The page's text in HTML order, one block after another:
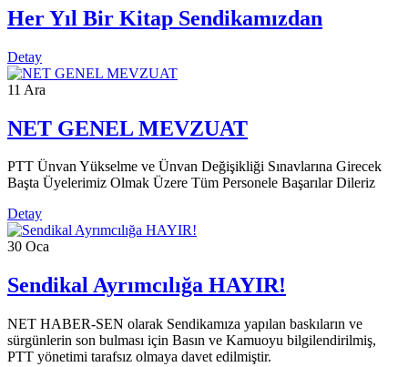
Müdürlüğü sınırları içerisindeki lojmanlara başvuru yapabilecekleri
resmi yazıyla bildirilmiştir. Talepler Bölge Müdürlüğü
Başmüdürlükler oldukları dönemlerde dahi bu şekilde bir ayrıma
gidilmemiştir. Anadolu yakasında 9 lojman bulunurken Avrupa
yakasında 116 lojman bulunması Anadolu yakasındaki personelin
Müdürlüğüne ait olup İstanbul ilindeki personelin tümünün lojman
hakkından eşit şekilde yararlanması gerekmektedir. Söz konusu
eşitsizliğin giderilebilmesi için Ptt Genel Müdürlüğüne
Sendikamızca resmi yazı yazılmıştır.
Detay